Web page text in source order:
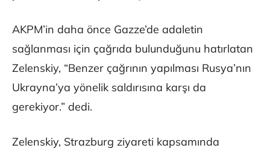
AKPM’in daha önce Gazze’de adaletin
sağlanması için çağrıda bulunduğunu hatırlatan
Zelenskiy, “Benzer çağrının yapılması Rusya’nın
Ukrayna’ya yönelik saldırısına karşı da
gerekiyor.” dedi.
Zelenskiy, Strazburg ziyareti kapsamında